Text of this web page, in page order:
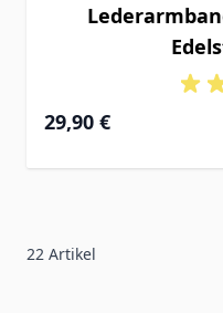
29,90 €
22 Artikel